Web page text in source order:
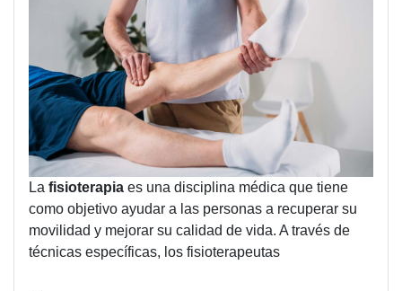
La fisioterapia es una disciplina médica que tiene
como objetivo ayudar a las personas a recuperar su
movilidad y mejorar su calidad de vida. A través de
técnicas específicas, los fisioterapeutas
...